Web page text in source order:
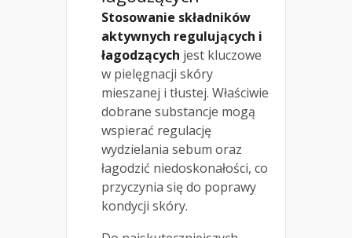
Stosowanie składników
aktywnych regulujących i
łagodzących jest kluczowe
w pielęgnacji skóry
mieszanej i tłustej. Właściwie
dobrane substancje mogą
wspierać regulację
wydzielania sebum oraz
łagodzić niedoskonałości, co
przyczynia się do poprawy
kondycji skóry.